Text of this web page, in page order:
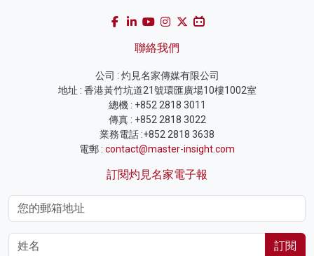
聯絡我們
公司 : 灼見名家傳媒有限公司
地址 : 香港黃竹坑道21號環匯廣場10樓1002室
總機 : +852 2818 3011
傳真 : +852 2818 3022
業務電話 :+852 2818 3638
電郵 : contact@master-insight.com
訂閱灼見名家電子報
訂閱